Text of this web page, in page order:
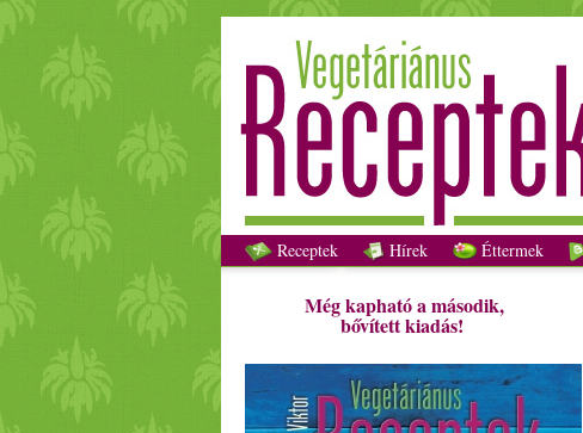
Receptek Hírek Éttermek
Még kapható a második,
bővített kiadás!